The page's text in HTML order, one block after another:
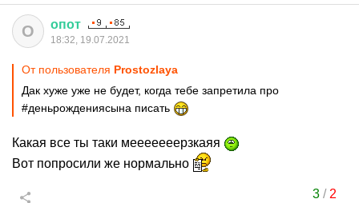
О опот
18:32, 19.07.2021
От пользователя Prostozlaya
Дак хуже уже не будет, когда тебе запретила про
#деньрождениясына писать
Какая все ты таки мееееееерзкаяя
Вот попросили же нормально
3/ 2